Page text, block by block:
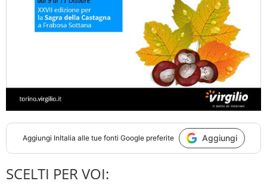
Aggiungi InItalia alle tue fonti Google preferite Aggiungi
SCELTI PER VOI: